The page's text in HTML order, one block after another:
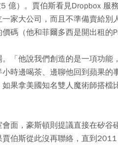
億）。賈伯斯看見Dropbox 服
家大公司，而且不準備賣給別
碼（他和菲爾多西是開出租的
。「他說我們創造的是一項功能
時邊喝茶、邊聊他回到蘋果
果拿美國知名雙人魔術師搭檔
面，豪斯頓則提議直接在矽谷
伯斯從此沒再聯絡，直到